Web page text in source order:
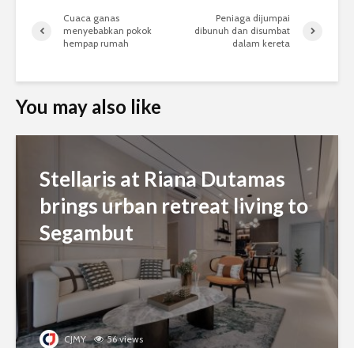
Cuaca ganas
menyebabkan pokok
hempap rumah
Peniaga dijumpai
dibunuh dan disumbat
dalam kereta
You may also like
Stellaris at Riana Dutamas
brings urban retreat living to
Segambut
CJMY 56 views